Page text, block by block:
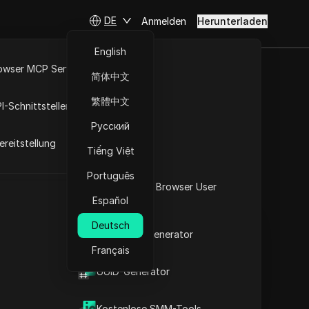
Was ist mein Browser User
Agent
2FA-Code-Generator
UUID-Generator
MCP Server
Schnittstellen
DE
English
简体中文
繁體中文
Русский
Tiếng Việt
Português
Español
Deutsch
Français
Anmelden Herunterladen
Fragen stellen
In ChatGPT öffnen
Fragen zu dieser Seite stellen
Fragen zu dieser Seite stellen